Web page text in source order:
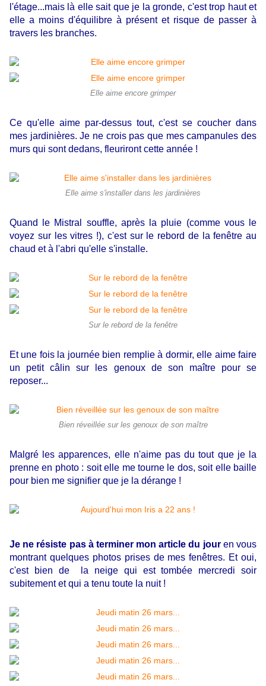
l'étage...mais là elle sait que je la gronde, c'est trop haut et
elle a moins d'équilibre à présent et risque de passer à
travers les branches.
Elle aime encore grimper
Ce qu'elle aime par-dessus tout, c'est se coucher dans
mes jardinières. Je ne crois pas que mes campanules des
murs qui sont dedans, fleuriront cette année !
Elle aime s'installer dans les jardinières
Quand le Mistral souffle, après la pluie (comme vous le
voyez sur les vitres !), c'est sur le rebord de la fenêtre au
chaud et à l'abri qu'elle s'installe.
Sur le rebord de la fenêtre
Et une fois la journée bien remplie à dormir, elle aime faire
un petit câlin sur les genoux de son maître pour se
reposer...
Bien réveillée sur les genoux de son maître
Malgré les apparences, elle n'aime pas du tout que je la
prenne en photo : soit elle me tourne le dos, soit elle baille
pour bien me signifier que je la dérange !
Je ne résiste pas à terminer mon article du jour en vous
montrant quelques photos prises de mes fenêtres. Et oui,
c'est bien de la neige qui est tombée mercredi soir
subitement et qui a tenu toute la nuit !